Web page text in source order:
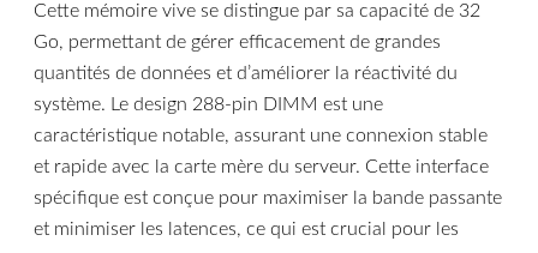
Cette mémoire vive se distingue par sa capacité de 32
Go, permettant de gérer efficacement de grandes
quantités de données et d’améliorer la réactivité du
système. Le design 288-pin DIMM est une
caractéristique notable, assurant une connexion stable
et rapide avec la carte mère du serveur. Cette interface
spécifique est conçue pour maximiser la bande passante
et minimiser les latences, ce qui est crucial pour les